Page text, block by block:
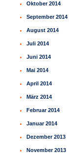
Oktober 2014
September 2014
August 2014
Juli 2014
Juni 2014
Mai 2014
April 2014
März 2014
Februar 2014
Januar 2014
Dezember 2013
November 2013